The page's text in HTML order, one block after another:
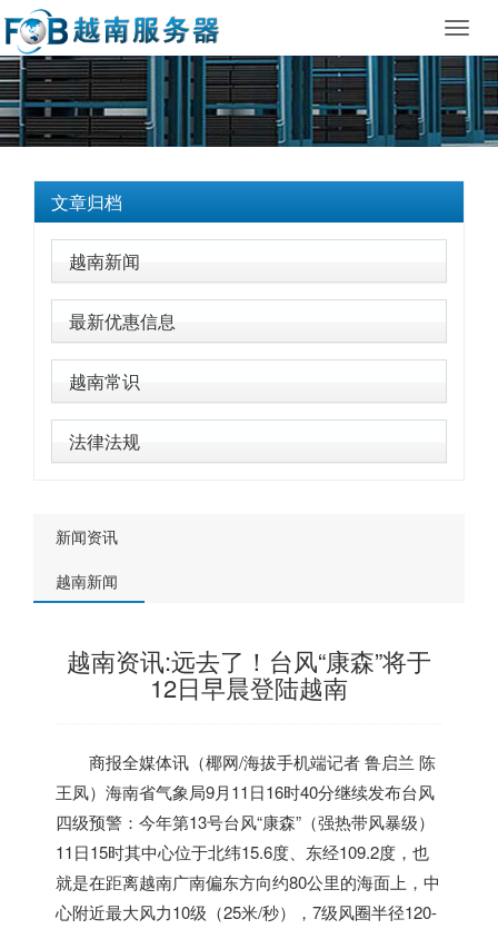
文章归档
越南新闻
最新优惠信息
越南常识
法律法规
新闻资讯
越南新闻
越南资讯:远去了！台风“康森”将于
12日早晨登陆越南
商报全媒体讯 （椰网/海拔手机端记者 鲁启兰 陈
王凤）海南省气象局9月11日16时40分继续发布台风
四级预警：今年第13号台风“康森”（强热带风暴级）
11日15时其中心位于北纬15.6度、东经109.2度，也
就是在距离越南广南偏东方向约80公里的海面上，中
心附近最大风力10级（25米/秒），7级风圈半径120-